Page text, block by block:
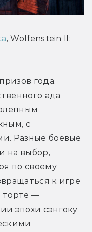
, Wolfenstein II:
года.
ада
с
Разные боевые
на выбор,
по своему
к игре
торте —
эпохи сэнгоку